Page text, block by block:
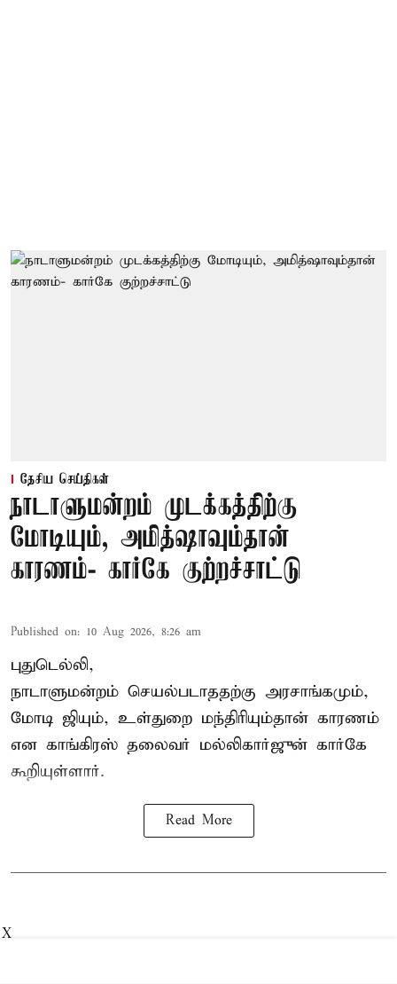
தேசிய செய்திகள்
நாடாளுமன்றம் முடக்கத்திற்கு
மோடியும், அமித்ஷாவும்தான்
காரணம்- கார்கே குற்றச்சாட்டு
Published on: 10 Aug 2026, 8:26 am
புதுடெல்லி,
நாடாளுமன்றம் செயல்படாததற்கு அரசாங்கமும்,
மோடி ஜியும், உள்துறை மந்திரியும்தான் காரணம்
என காங்கிரஸ் தலைவர் மல்லிகார்ஜுன் கார்கே
கூறியுள்ளார்.
Read More
X